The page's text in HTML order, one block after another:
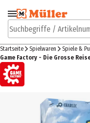
Zur Navigation
springen
Suchbegriffe /
Startseite Spielwaren Spiele &
Game Factory - Die Grosse